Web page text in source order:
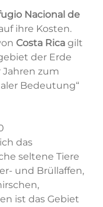
Nacional de
ihre Kosten.
Costa Ricagilt
der Erde
zum
Bedeutung“
das
seltene Tiere
und Brüllaffen,
ist das Gebiet